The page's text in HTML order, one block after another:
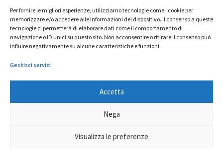
Per fornire le migliori esperienze, utilizziamo tecnologie come i cookie per
memorizzare e/o accedere alle informazioni del dispositivo. Il consenso a queste
tecnologie ci permetterà di elaborare dati come il comportamento di
navigazione o ID unici su questo sito. Non acconsentire o ritirare il consenso può
influire negativamente su alcune caratteristiche e funzioni.
Gestisci servizi
Accetta
Nega
Visualizza le preferenze
iVision Communication S.r.l.- P.Iva 04233830407 - REA: RN
331582 Copyright 2026. Tutti i diritti riservati.